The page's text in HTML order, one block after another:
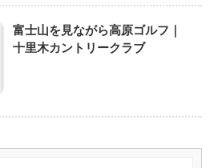
富士山を見ながら高原ゴルフ｜
十里木カントリークラブ